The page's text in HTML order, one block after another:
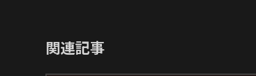
関連記事